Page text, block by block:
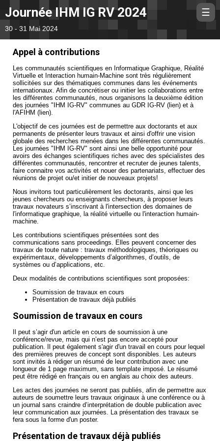
Journée IHM IG RV 2024
30 - 31 Mai 2024
☰
Appel
Inscriptions
Informations pratiques
Appel à contributions
Les communautés scientifiques en Informatique Graphique, Réalité
Virtuelle et Interaction humain-Machine sont très régulièrement
sollicitées sur des thématiques communes dans les événements
internationaux. Afin de concrétiser ou initier les collaborations entre
les différentes communautés, nous organisons la deuxième édition
des journées "IHM IG-RV" communes au GDR IG-RV (lien) et à
l'AFIHM (lien).
L'objectif de ces journées est de permettre aux doctorants et aux
permanents de présenter leurs travaux et ainsi d'offrir une vision
globale des recherches menées dans les différentes communautés.
Les journées "IHM IG-RV" sont ainsi une belle opportunité pour
avoirs des échanges scientifiques riches avec des spécialistes des
différentes communautés, rencontrer et recruter de jeunes talents,
faire connaitre vos activités et nouer des partenariats, effectuer des
réunions de projet ou/et initier de nouveaux projets!
Nous invitons tout particulièrement les doctorants, ainsi que les
jeunes chercheurs ou enseignants chercheurs, à proposer leurs
travaux novateurs s’inscrivant à l'intersection des domaines de
l'informatique graphique, la réalité virtuelle ou l'interaction humain-
machine.
Les contributions scientifiques présentées sont des
communications sans proceedings. Elles peuvent concerner des
travaux de toute nature : travaux méthodologiques, théoriques ou
expérimentaux, développements d’algorithmes, d’outils, de
systèmes ou d’applications, etc.
Deux modalités de contributions scientifiques sont proposées:
Soumission de travaux en cours
Présentation de travaux déjà publiés
Soumission de travaux en cours
Il peut s’agir d'un article en cours de soumission à une
conférence/revue, mais qui n’est pas encore accepté pour
publication. Il peut également s'agir d'un travail en cours pour lequel
des premières preuves de concept sont disponibles. Les auteurs
sont invités à rédiger un résumé de leur contribution avec une
longueur de 1 page maximum, sans template imposé. Le résumé
peut être rédigé en français ou en anglais au choix des auteurs.
Les actes des journées ne seront pas publiés, afin de permettre aux
auteurs de soumettre leurs travaux originaux à une conférence ou à
un journal sans craindre d’interprétation de double publication avec
leur communication aux journées. La présentation des travaux se
fera sous la forme d'un poster.
Présentation de travaux déjà publiés